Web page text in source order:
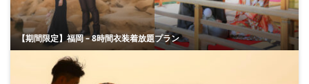
【期間限定】福岡 – 8時間衣装着放題プラン